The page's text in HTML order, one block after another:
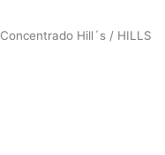
Concentrado Hill´s / HILLS